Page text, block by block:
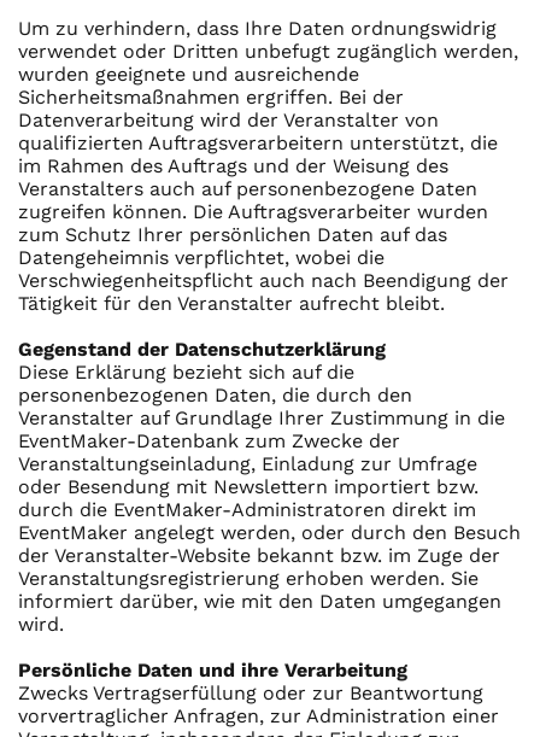
Um zu verhindern, dass Ihre Daten ordnungswidrig
verwendet oder Dritten unbefugt zugänglich werden,
wurden geeignete und ausreichende
Sicherheitsmaßnahmen ergriffen. Bei der
Datenverarbeitung wird der Veranstalter von
qualifizierten Auftragsverarbeitern unterstützt, die
im Rahmen des Auftrags und der Weisung des
Veranstalters auch auf personenbezogene Daten
zugreifen können. Die Auftragsverarbeiter wurden
zum Schutz Ihrer persönlichen Daten auf das
Datengeheimnis verpflichtet, wobei die
Verschwiegenheitspflicht auch nach Beendigung der
Tätigkeit für den Veranstalter aufrecht bleibt.
Gegenstand der Datenschutzerklärung
Diese Erklärung bezieht sich auf die
personenbezogenen Daten, die durch den
Veranstalter auf Grundlage Ihrer Zustimmung in die
EventMaker-Datenbank zum Zwecke der
Veranstaltungseinladung, Einladung zur Umfrage
oder Besendung mit Newslettern importiert bzw.
durch die EventMaker-Administratoren direkt im
EventMaker angelegt werden, oder durch den Besuch
der Veranstalter-Website bekannt bzw. im Zuge der
Veranstaltungsregistrierung erhoben werden. Sie
informiert darüber, wie mit den Daten umgegangen
wird.
Persönliche Daten und ihre Verarbeitung
Zwecks Vertragserfüllung oder zur Beantwortung
vorvertraglicher Anfragen, zur Administration einer